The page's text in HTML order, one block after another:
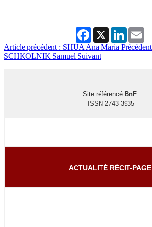
Facebook
X LinkedIn
Article précédent : SHUA Ana Maria Précédent
SCHKOLNIK Samuel Suivant
Site référencé BnF
ISSN 2743-3935
ACTUALITÉ RÉCIT-PAGE